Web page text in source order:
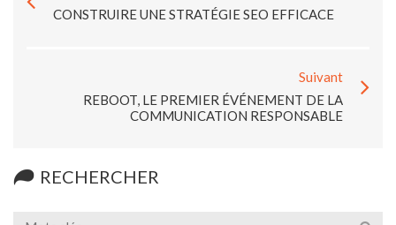
CONSTRUIRE UNE STRATÉGIE SEO EFFICACE
Suivant
REBOOT, LE PREMIER ÉVÉNEMENT DE LA
COMMUNICATION RESPONSABLE
RECHERCHER